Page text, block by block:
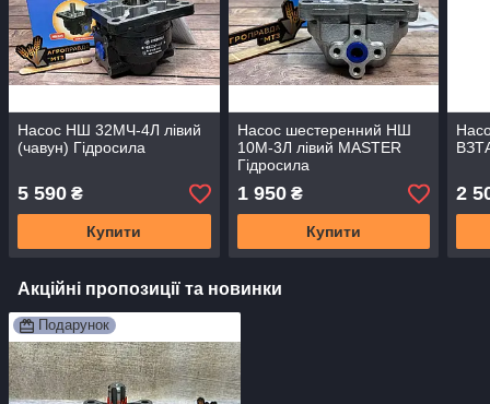
Насос НШ 32МЧ-4Л лівий
(чавун) Гідросила
5 590 ₴
Купити
Насос шестеренний НШ
10М-3Л лівий MASTER
Гідросила
1 950₴
Купити
2
Акційні пропозиції та новинки
Подарунок